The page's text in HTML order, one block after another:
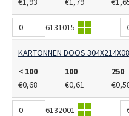
6131015
KARTONNEN DOOS
< 100
100 250
€0,68
€0,61
6132001